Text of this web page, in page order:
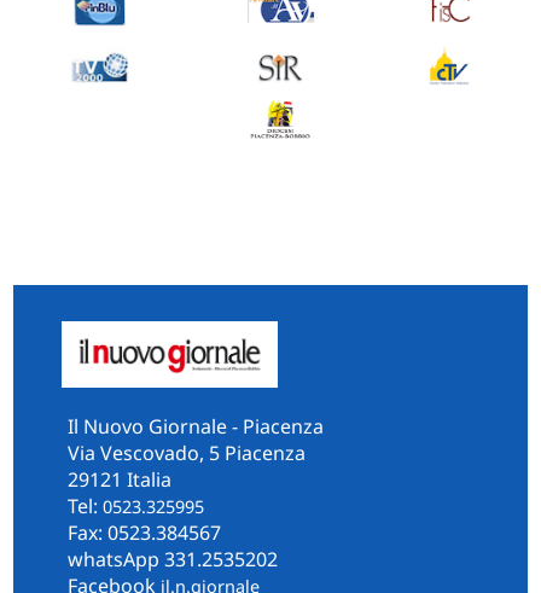
Il Nuovo Giornale - Piacenza
Via Vescovado, 5 Piacenza
29121 Italia
Tel: 0523.325995
Fax: 0523.384567
whatsApp 331.2535202
Facebook il.n.giornale